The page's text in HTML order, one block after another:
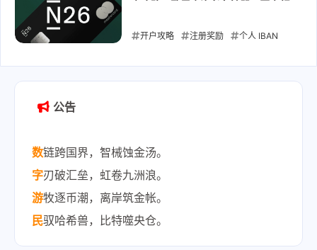
开户攻略 注册奖励 个人 IBAN
2025-12-17
公告
数链跨国界，智械蚀金汤。
字刃破汇垒，虹卷九洲浪。
游牧逐币潮，离岸筑金帐。
民驭哈希兽，比特噬央仓。